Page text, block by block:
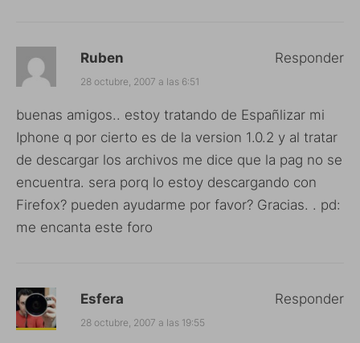
Ruben
28 octubre, 2007 a las 6:51
buenas amigos.. estoy tratando de Españlizar mi
Iphone q por cierto es de la version 1.0.2 y al tratar
de descargar los archivos me dice que la pag no se
encuentra. sera porq lo estoy descargando con
Firefox? pueden ayudarme por favor? Gracias. . pd:
me encanta este foro
Responder
Esfera
28 octubre, 2007 a las 19:55
Responder